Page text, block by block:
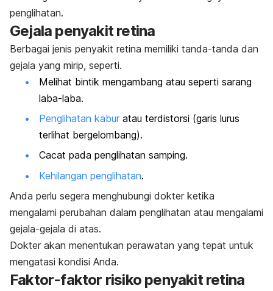
penglihatan.
Gejala penyakit retina
Berbagai jenis penyakit retina memiliki tanda-tanda dan
gejala yang mirip, seperti.
Melihat bintik mengambang atau seperti sarang
laba-laba.
Penglihatan kabur atau terdistorsi (garis lurus
terlihat bergelombang).
Cacat pada penglihatan samping.
Kehilangan penglihatan.
Anda perlu segera menghubungi dokter ketika
mengalami perubahan dalam penglihatan atau mengalami
gejala-gejala di atas.
Dokter akan menentukan perawatan yang tepat untuk
mengatasi kondisi Anda.
Faktor-faktor risiko penyakit retina